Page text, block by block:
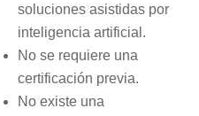
soluciones asistidas por
inteligencia artificial.
No se requiere una
certificación previa.
No existe una